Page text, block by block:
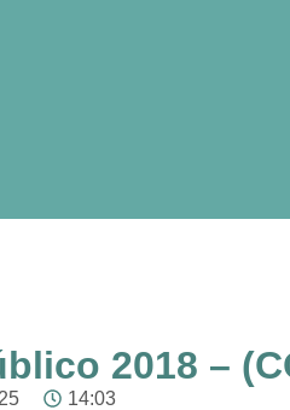
2018 –
14:03